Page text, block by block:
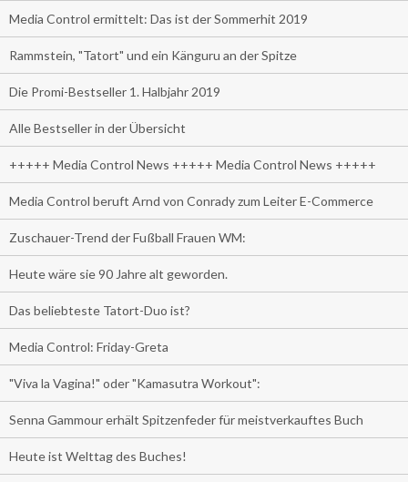
Media Control ermittelt: Das ist der Sommerhit 2019
Rammstein, "Tatort" und ein Känguru an der Spitze
Die Promi-Bestseller 1. Halbjahr 2019
Alle Bestseller in der Übersicht
+++++ Media Control News +++++ Media Control News +++++
Media Control beruft Arnd von Conrady zum Leiter E-Commerce
Zuschauer-Trend der Fußball Frauen WM:
Heute wäre sie 90 Jahre alt geworden.
Das beliebteste Tatort-Duo ist?
Media Control: Friday-Greta
"Viva la Vagina!" oder "Kamasutra Workout":
Senna Gammour erhält Spitzenfeder für meistverkauftes Buch
Heute ist Welttag des Buches!